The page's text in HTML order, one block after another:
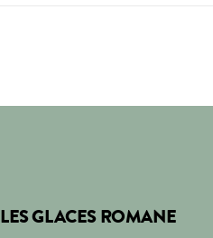
LES GLACES ROMANE